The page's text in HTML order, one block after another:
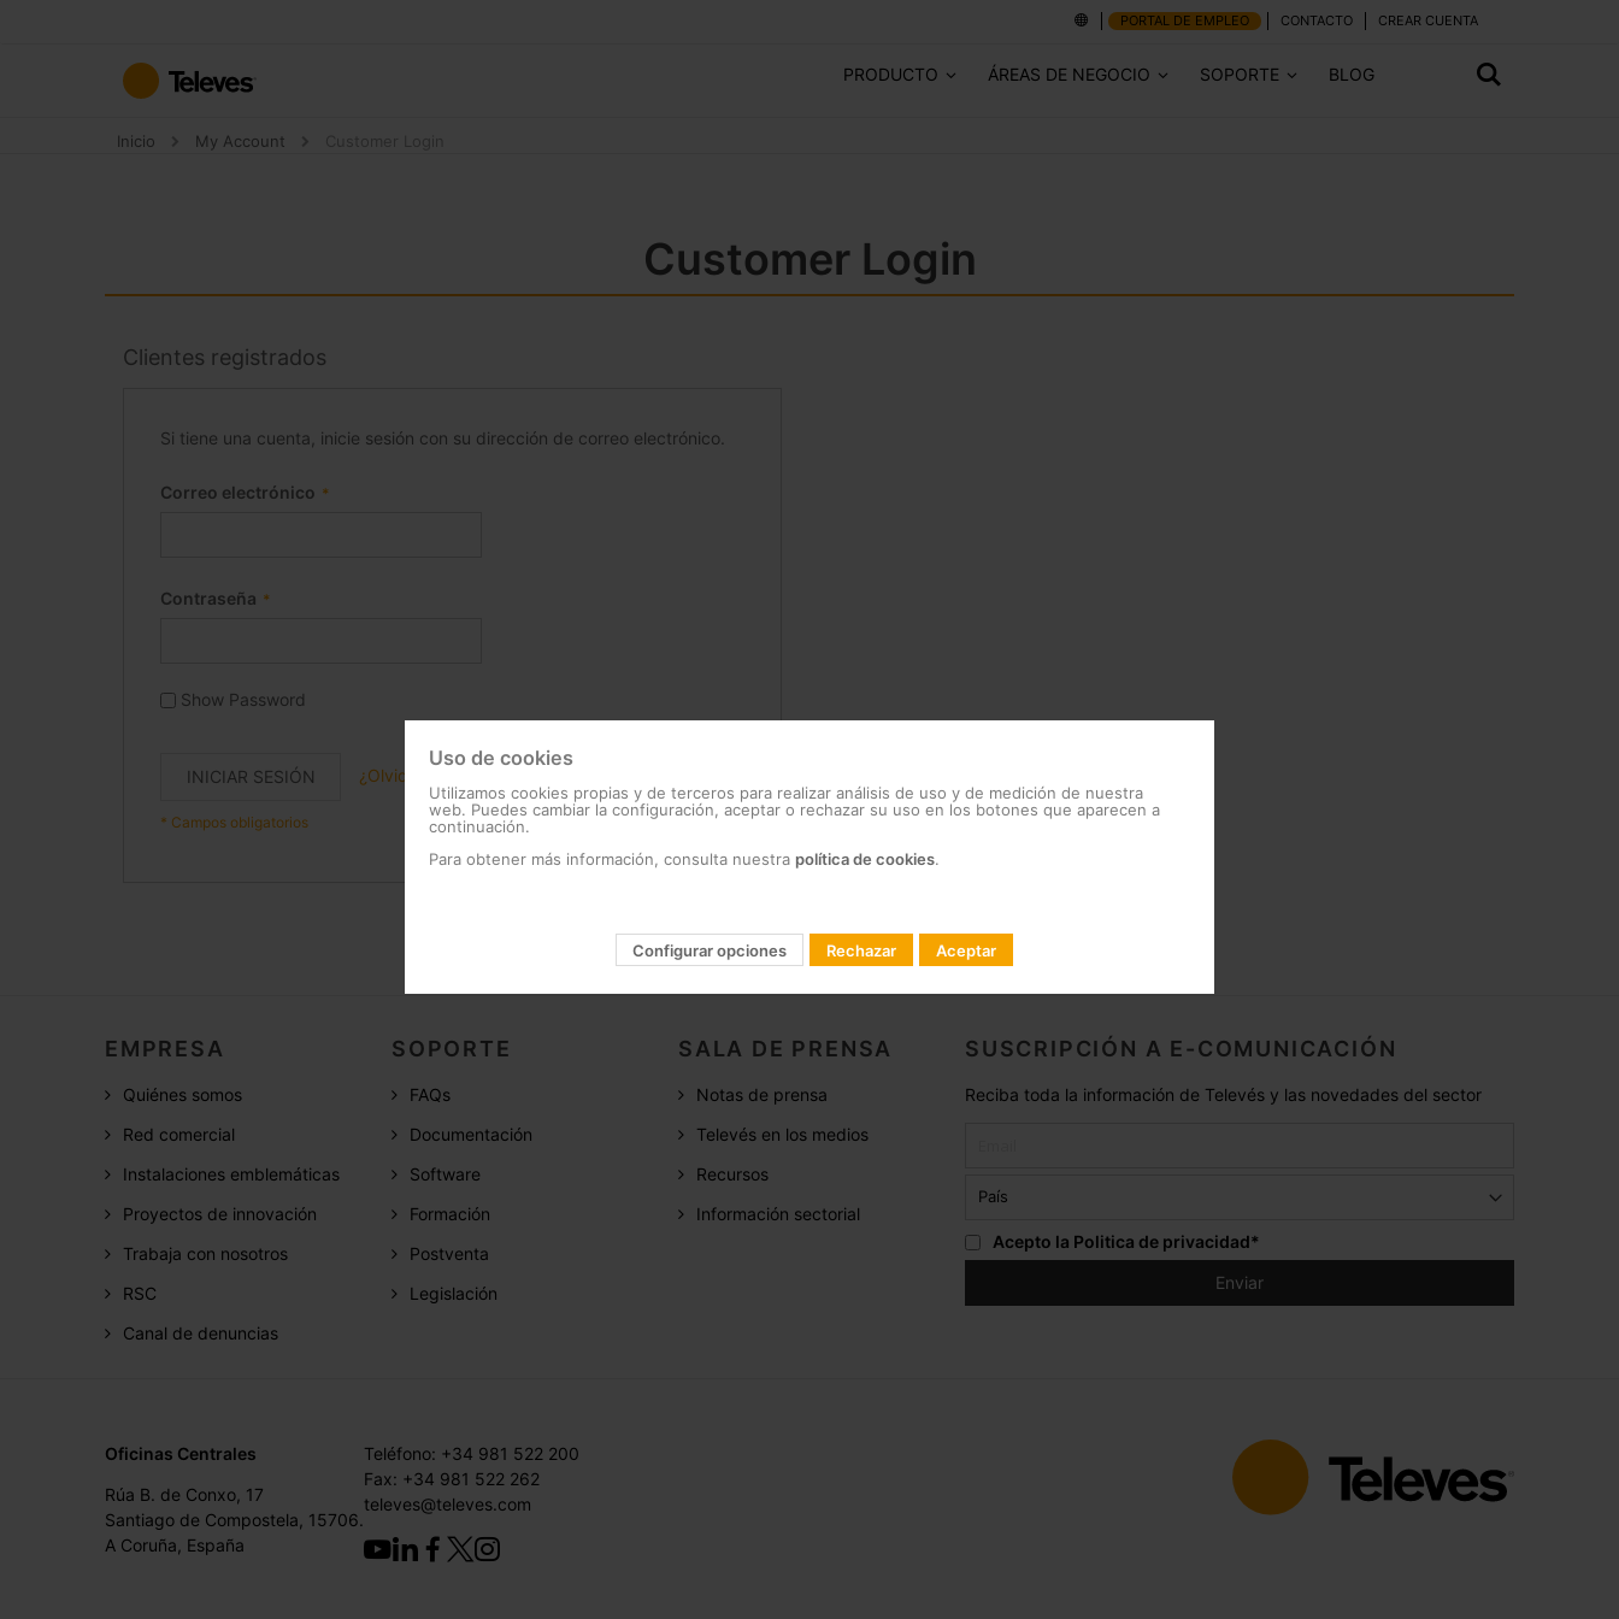
contenido
PORTAL DE EMPLEO CONTACTO CREAR CUENTA
PRODUCTO ÁREAS DE NEGOCIO SOPORTE BLOG
Inicio My Account
Customer Login
Clientes registrados
Si tiene una cuenta, inicie sesión con su dirección de correo electrónico.
Correo electrónico
Contraseña
Show Password
INICIAR SESIÓN ¿Olvidó su contraseña?
EMPRESA
Quiénes somos
Red comercial
Instalaciones emblemáticas
Proyectos de innovación
Trabaja con nosotros
RSC
Canal de denuncias
SOPORTE
FAQs
Documentación
Software
Formación
Postventa
Legislación
SALA DE PRENSA
Notas de prensa
Televés en los medios
Recursos
Información sectorial
SUSCRIPCIÓN A E-COMUNICACIÓN
Reciba toda la información de Televés y las novedades del sector
Acepto la Politica de privacidad*
Oficinas Centrales
Rúa B. de Conxo, 17
Santiago de Compostela, 15706.
A Coruña, España
Teléfono: +34 981 522 200
Fax: +34 981 522 262
televes@televes.com
Uso de cookies
Utilizamos cookies propias y de terceros para realizar análisis de uso y de medición de nuestra
web. Puedes cambiar la configuración, aceptar o rechazar su uso en los botones que aparecen a
continuación.
Para obtener más información, consulta nuestra política de cookies.
Configurar opciones Rechazar Aceptar